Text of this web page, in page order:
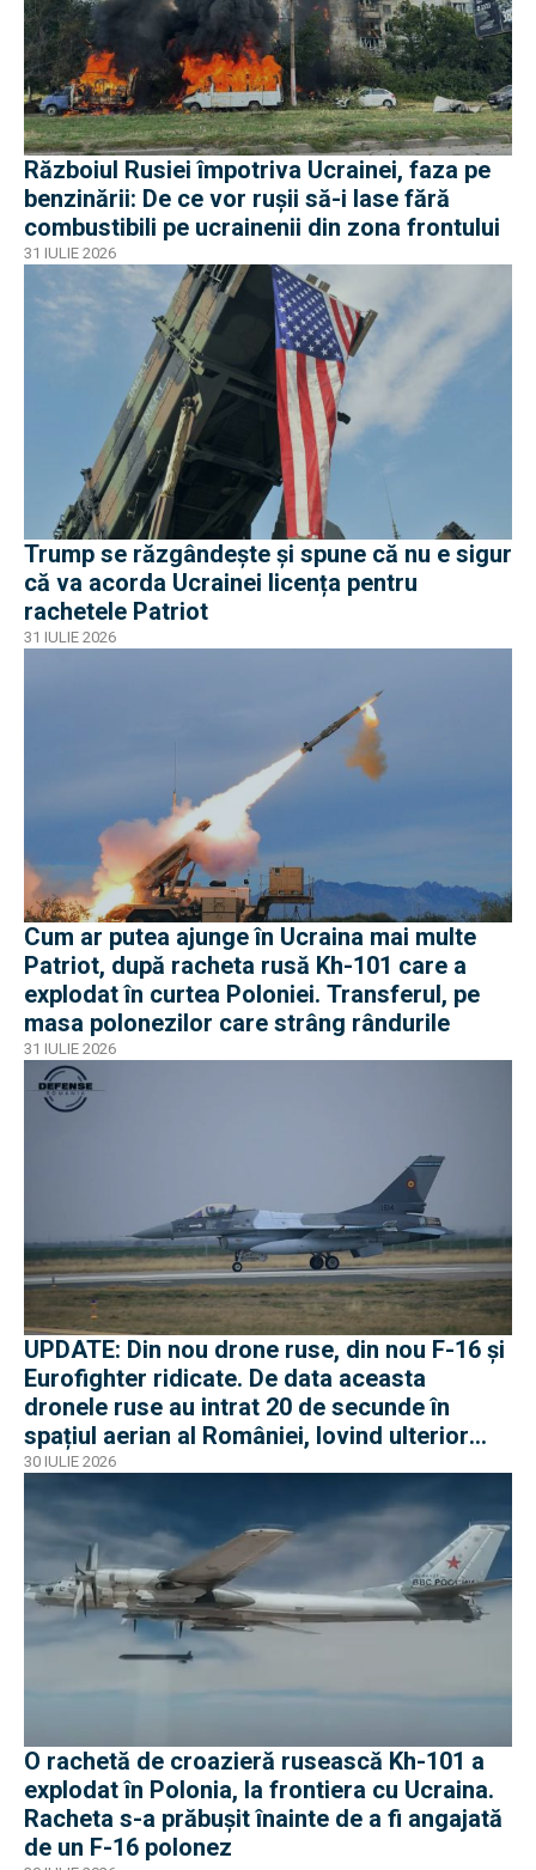
Războiul Rusiei împotriva Ucrainei, faza pe
benzinării: De ce vor rușii să-i lase fără
combustibili pe ucrainenii din zona frontului
31 IULIE 2026
Trump se răzgândește și spune că nu e sigur
că va acorda Ucrainei licența pentru
rachetele Patriot
31 IULIE 2026
Cum ar putea ajunge în Ucraina mai multe
Patriot, după racheta rusă Kh-101 care a
explodat în curtea Poloniei. Transferul, pe
masa polonezilor care strâng rândurile
31 IULIE 2026
UPDATE: Din nou drone ruse, din nou F-16 și
Eurofighter ridicate. De data aceasta
dronele ruse au intrat 20 de secunde în
spațiul aerian al României, lovind ulterior
Ucraina
30 IULIE 2026
O rachetă de croazieră rusească Kh-101 a
explodat în Polonia, la frontiera cu Ucraina.
Racheta s-a prăbușit înainte de a fi angajată
de un F-16 polonez